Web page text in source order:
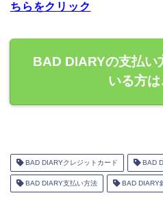
ちらをクリック
BAD DIARYの支払い
いる方は
BAD DIARYクレジットカード BAD
BAD DIARY支払い方法 BAD DIARY